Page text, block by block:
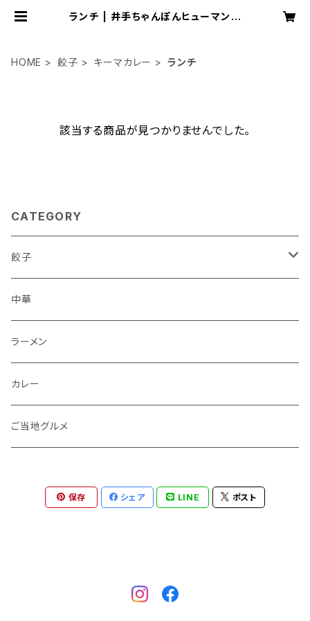
ランチ | 井手ちゃんぽんヒューマング
HOME 餃子 キーマカレー ランチ
該当する商品が見つかりませんでした。
CATEGORY
餃子
ダイエット
おつまみ
餃子
キーマカレー
健康食品
中華
ラーメン
カレー
ご当地グルメ
保存 シェア LINE ポスト